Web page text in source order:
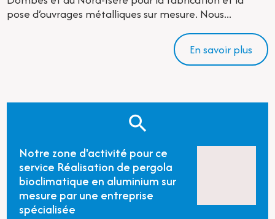
pose d’ouvrages métalliques sur mesure. Nous...
En savoir plus
Notre zone d'activité pour ce
service Réalisation de pergola
bioclimatique en aluminium sur
mesure par une entreprise
spécialisée